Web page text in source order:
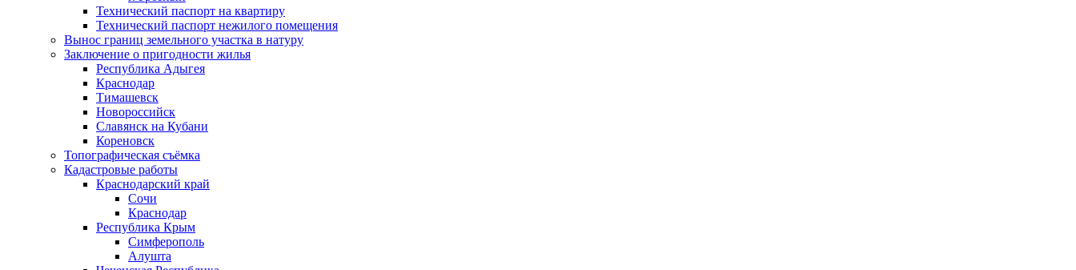
Технический паспорт на квартиру
Технический паспорт нежилого помещения
Вынос границ земельного участка в натуру
Заключение о пригодности жилья
Республика Адыгея
Краснодар
Тимашевск
Новороссийск
Славянск на Кубани
Кореновск
Топографическая съёмка
Кадастровые работы
Краснодарский край
Сочи
Краснодар
Республика Крым
Симферополь
Алушта